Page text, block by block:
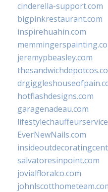
cinderella-support.com
bigpinkrestaurant.com
inspirehuahin.com
jeremypbeasley.com
hotflashdesigns.com
garagenadeau.com
EverNewNails.com
salvatoresinpoint.com
jovialfloralco.com